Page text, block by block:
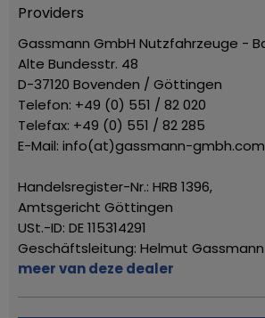
Providers
Gassmann GmbH Nutzfahrzeuge -
Alte Bundesstr. 48
D-37120 Bovenden / Göttingen
Telefon: +49 (0) 551 / 82 020
Telefax: +49 (0) 551 / 82 285
E-Mail: info(at)gassmann-gmbh.com
Handelsregister-Nr.: HRB 1396,
Amtsgericht Göttingen
USt.-ID: DE 115314291
Geschäftsleitung: Helmut Gassmann
meer van deze dealer